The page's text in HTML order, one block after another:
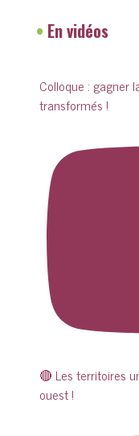
• En vidéos
Colloque : gagner
transformés !
🔴 Les territoires
ouest !